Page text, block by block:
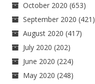
October 2020 (653)
September 2020 (421)
August 2020 (417)
July 2020 (202)
June 2020 (224)
May 2020 (248)